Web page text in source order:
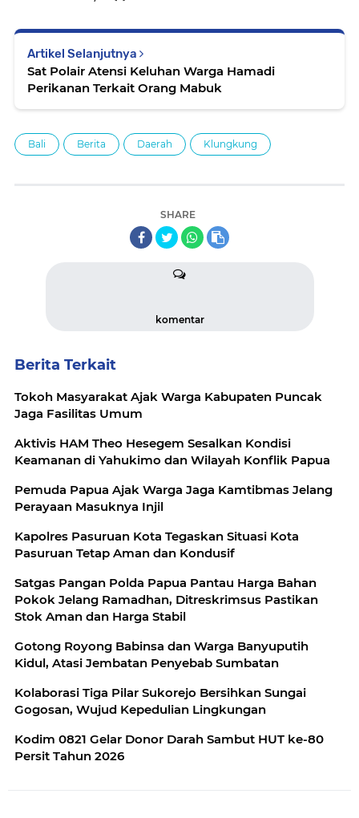
Artikel Selanjutnya
Sat Polair Atensi Keluhan Warga Hamadi
Perikanan Terkait Orang Mabuk
Bali Berita Daerah Klungkung
SHARE
komentar
Berita Terkait
Tokoh Masyarakat Ajak Warga Kabupaten Puncak
Jaga Fasilitas Umum
Aktivis HAM Theo Hesegem Sesalkan Kondisi
Keamanan di Yahukimo dan Wilayah Konflik Papua
Pemuda Papua Ajak Warga Jaga Kamtibmas Jelang
Perayaan Masuknya Injil
Kapolres Pasuruan Kota Tegaskan Situasi Kota
Pasuruan Tetap Aman dan Kondusif
Satgas Pangan Polda Papua Pantau Harga Bahan
Pokok Jelang Ramadhan, Ditreskrimsus Pastikan
Stok Aman dan Harga Stabil
Gotong Royong Babinsa dan Warga Banyuputih
Kidul, Atasi Jembatan Penyebab Sumbatan
Kolaborasi Tiga Pilar Sukorejo Bersihkan Sungai
Gogosan, Wujud Kepedulian Lingkungan
Kodim 0821 Gelar Donor Darah Sambut HUT ke-80
Persit Tahun 2026